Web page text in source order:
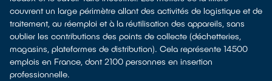
couvrent un large périmètre allant des activités de logistique et de
traitement, au réemploi et à la réutilisation des appareils, sans
oublier les contributions des points de collecte (déchetteries,
magasins, plateformes de distribution). Cela représente 14500
emplois en France, dont 2100 personnes en insertion
professionnelle.